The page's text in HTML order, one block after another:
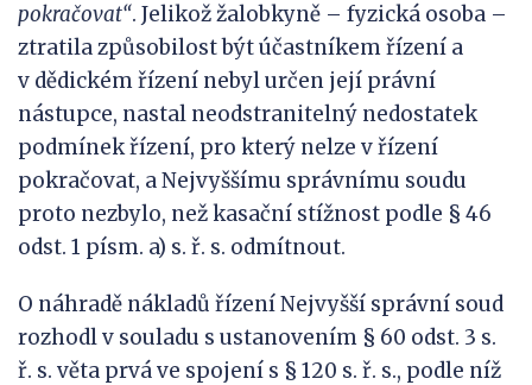
pokračovat“. Jelikož žalobkyně – fyzická osoba –
ztratila způsobilost být účastníkem řízení a
v dědickém řízení nebyl určen její právní
nástupce, nastal neodstranitelný nedostatek
podmínek řízení, pro který nelze v řízení
pokračovat, a Nejvyššímu správnímu soudu
proto nezbylo, než kasační stížnost podle § 46
odst. 1 písm. a) s. ř. s. odmítnout.
O náhradě nákladů řízení Nejvyšší správní soud
rozhodl v souladu s ustanovením § 60 odst. 3 s.
ř. s. věta prvá ve spojení s § 120 s. ř. s., podle níž